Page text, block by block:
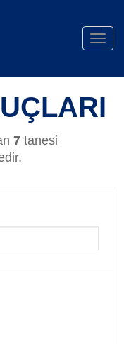
7tanesi